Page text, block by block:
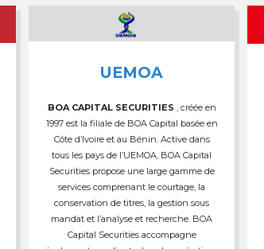
UEMOA
BOA CAPITAL SECURITIES , créée en
1997 est la filiale de BOA Capital basée en
Côte d’Ivoire et au Bénin. Active dans
tous les pays de l’UEMOA, BOA Capital
Securities propose une large gamme de
services comprenant le courtage, la
conservation de titres, la gestion sous
mandat et l’analyse et recherche. BOA
Capital Securities accompagne